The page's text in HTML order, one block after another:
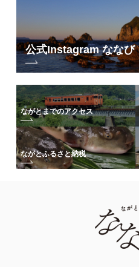
公式Instagram ななび
ながとまでのアクセス
ながとふるさと納税